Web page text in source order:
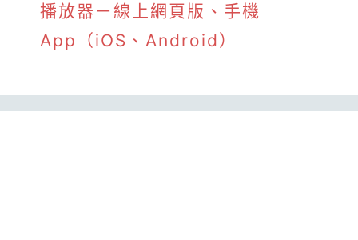
播放器－線上網頁版、手機
App（iOS、Android）